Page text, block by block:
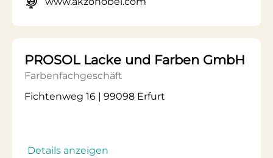
PROSOL Lacke und Farben GmbH
Farbenfachgeschäft
Fichtenweg 16 | 99098 Erfurt
Details anzeigen